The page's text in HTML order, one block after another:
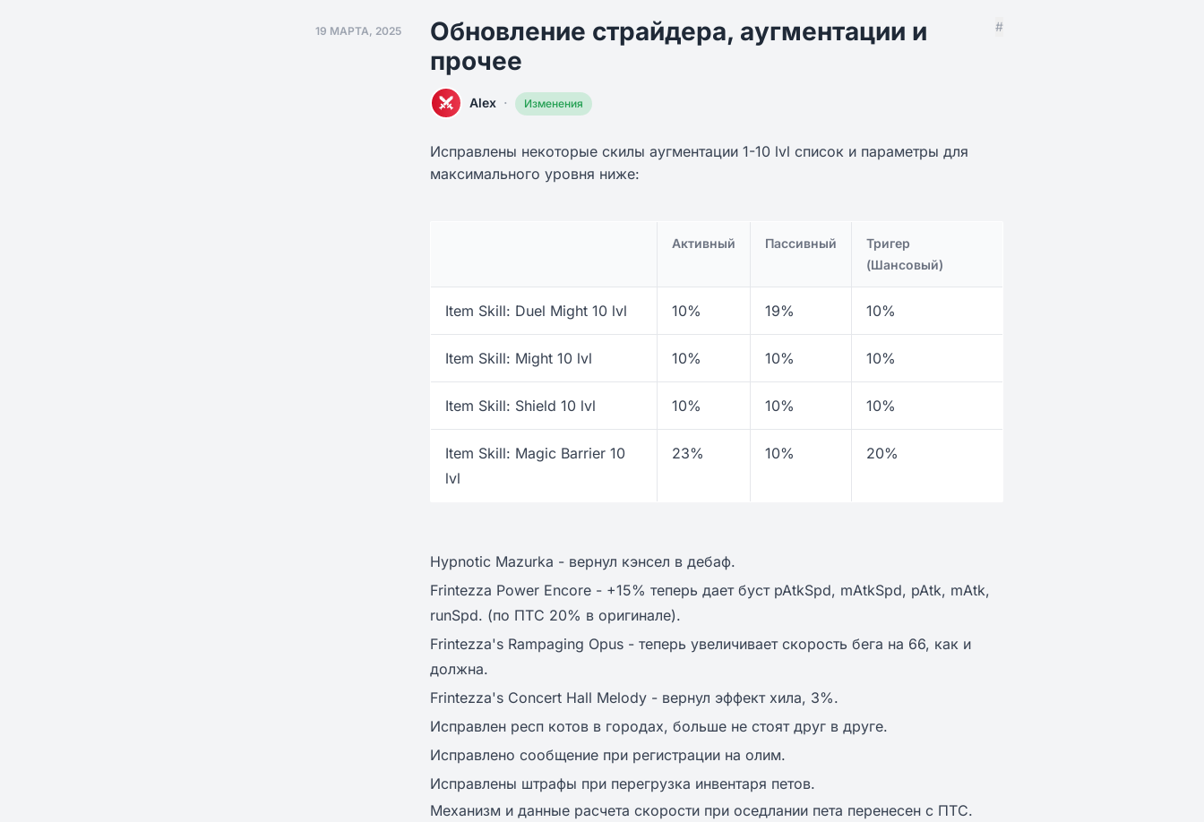
19 МАРТА, 2025
Обновление страйдера, аугментации и
прочее
#
Alex · Изменения
Исправлены некоторые скилы аугментации 1-10 lvl список и параметры для
максимального уровня ниже:
Активный Пассивный
Тригер
(Шансовый)
Item Skill: Duel Might 10 lvl 10% 19% 10%
Item Skill: Might 10 lvl 10% 10% 10%
Item Skill: Shield 10 lvl 10% 10% 10%
Item Skill: Magic Barrier 10
lvl
23% 10% 20%
Hypnotic Mazurka - вернул кэнсел в дебаф.
Frintezza Power Encore - +15% теперь дает буст pAtkSpd, mAtkSpd, pAtk, mAtk,
runSpd. (по ПТС 20% в оригинале).
Frintezza's Rampaging Opus - теперь увеличивает скорость бега на 66, как и
должна.
Frintezza's Concert Hall Melody - вернул эффект хила, 3%.
Исправлен респ котов в городах, больше не стоят друг в друге.
Исправлено сообщение при регистрации на олим.
Исправлены штрафы при перегрузка инвентаря петов.
Механизм и данные расчета скорости при оседлании пета перенесен с ПТС.